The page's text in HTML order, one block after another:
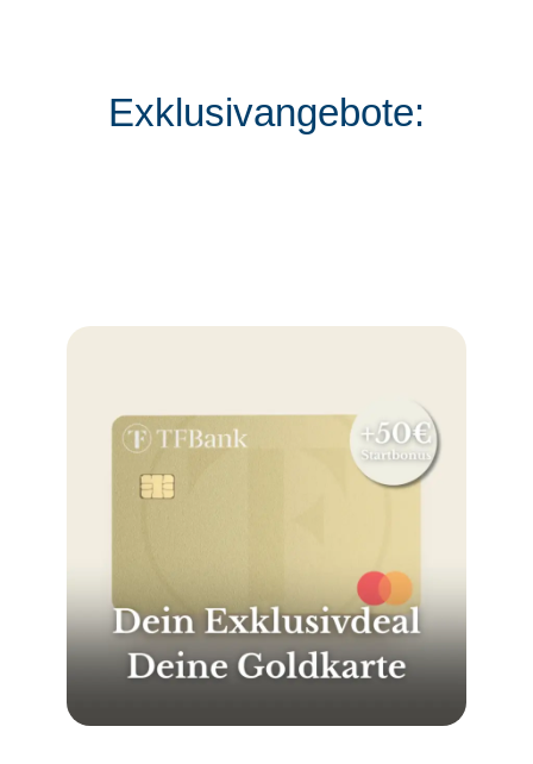
Exklusivangebote: